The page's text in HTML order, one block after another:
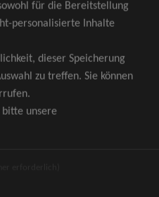
für die Bereitstellung
personalisierte Inhalte
dieser Speicherung
zu treffen. Sie können
bitte unsere